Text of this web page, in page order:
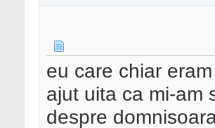
eu care chiar
ajut uita ca mi-am
despre